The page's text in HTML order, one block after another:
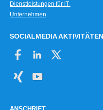
Dienstleistungen für IT-
Unternehmen
SOCIALMEDIA AKTIVITÄTEN